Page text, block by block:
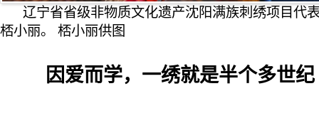
辽宁省省级非物质文化遗产沈阳满族刺绣项目代
桮小丽。 桮小丽供图
因爱而学，一绣就是半个多世纪